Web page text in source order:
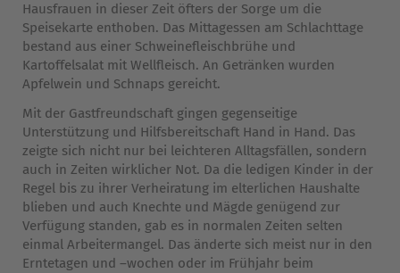
Hausfrauen in dieser Zeit öfters der Sorge um die
Speisekarte enthoben. Das Mittagessen am Schlachttage
bestand aus einer Schweinefleischbrühe und
Kartoffelsalat mit Wellfleisch. An Getränken wurden
Apfelwein und Schnaps gereicht.
Mit der Gastfreundschaft gingen gegenseitige
Unterstützung und Hilfsbereitschaft Hand in Hand. Das
zeigte sich nicht nur bei leichteren Alltagsfällen, sondern
auch in Zeiten wirklicher Not. Da die ledigen Kinder in der
Regel bis zu ihrer Verheiratung im elterlichen Haushalte
blieben und auch Knechte und Mägde genügend zur
Verfügung standen, gab es in normalen Zeiten selten
einmal Arbeitermangel. Das änderte sich meist nur in den
Erntetagen und –wochen oder im Frühjahr beim